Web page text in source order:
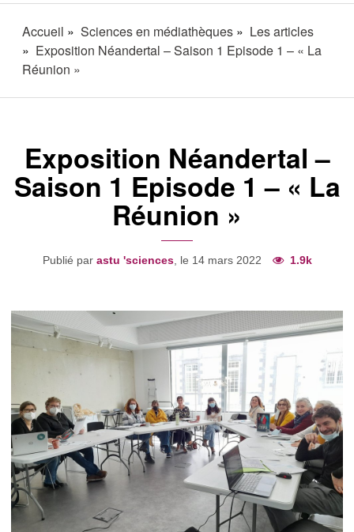
Accueil Sciences en médiathèques
Les articles
Exposition Néandertal – Saison 1 Episode 1 – « La
Réunion »
Exposition Néandertal –
Saison 1 Episode 1 – « La
Réunion »
Publié par astu 'sciences, le 14 mars 2022 1.9k